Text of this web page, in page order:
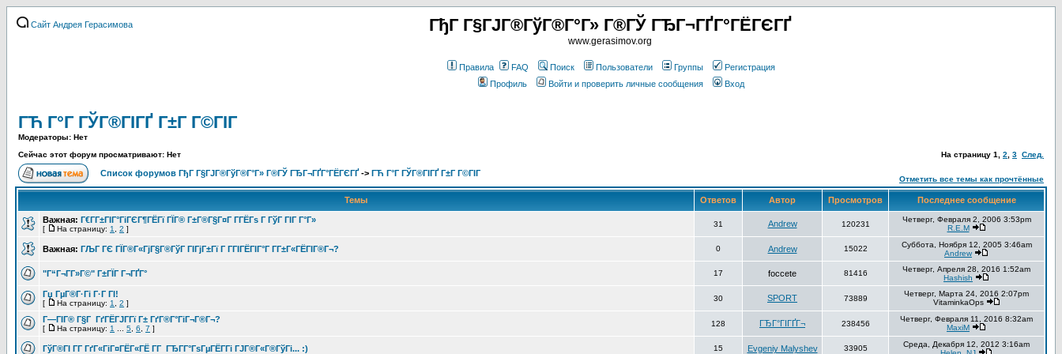
Сайт Андрея Герасимова ГђГ Г§ГЈГ®ГўГ®Г°Г» Г®ГЎ ГЂГ¬ГҐГ°ГЁГЄГҐ
www.gerasimov.org
Правила FAQ Поиск Пользователи Группы
Регистрация
Профиль
Войти и проверить личные сообщения Вход
ГЋ Г°Г ГЎГ®ГІГҐ Г±Г Г©ГІГ
Модераторы: Нет
Сейчас этот форум просматривают: Нет
На страницу 1 2 3 След.
Список форумов ГђГ Г§ГЈГ®ГўГ®Г°Г» Г®ГЎ ГЂГ¬ГҐГ°ГЁГЄГҐ-> ГЋ Г°Г ГЎГ®ГІГҐ Г±Г Г©ГІГ
Отметить все темы как прочтённые
Темы Ответов Автор Просмотров Последнее сообщение
Важная: Г€Г­Г±ГІГ°ГіГЄГ¶ГЁГї ГЇГ® Г±Г®Г§Г¤Г Г­ГЁГѕ Г ГўГ ГІГ Г°Г»
[ На страницу: 1 2 ]
31 Andrew 120231
Четверг, Февраля 2, 2006 3:53pm
R.E.M
Важная: ГЉГ ГЄ ГЇГ®Г«ГјГ§Г®ГўГ ГІГјГ±Гї Г Г­ГІГЁГІГ°Г Г­Г±Г«ГЁГІГ®Г¬? 0 Andrew 15022
Суббота, Ноября 12, 2005 3:46am
Andrew
"Г“Г¬Г­Г»Г©" Г±ГЇГ Г¬ГҐГ° 17 foccete 81416
Четверг, Апреля 28, 2016 1:52am
Hashish
Гџ ГµГ®Г·Гі Г·Г ГІ!
[ На страницу: 1 2 ]
30 SPORT 73889
Четверг, Марта 24, 2016 2:07pm
VitaminkaOps
Г—ГІГ® Г§Г ГґГЁГЈГ­Гї Г± ГґГ®Г°ГіГ¬Г®Г¬?
[ На страницу: 1 5 6 7 ]
128 ГЂГ°ГІГҐГ¬ 238456
Четверг, Февраля 11, 2016 8:32am
MaxiM
ГўГ®ГІ Г­Г ГґГ«ГіГ¤ГЁГ«ГЁ Г­Г ГЂГ­Г°ГѕГµГЁГ­Гі ГЈГ®Г«Г®ГўГі... :) 15 Evgeniy Malyshev 33905
Среда, Декабря 12, 2012 3:16am